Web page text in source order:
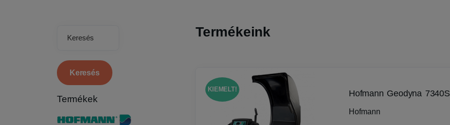
Keresés
Termékek
Termékeink
KIEMELT! Hofmann Geodyna 7340S
Hofmann